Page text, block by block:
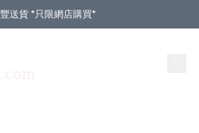
送貨 *只限網店購買*